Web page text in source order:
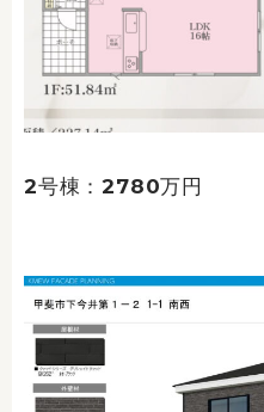
2号棟：2780万円